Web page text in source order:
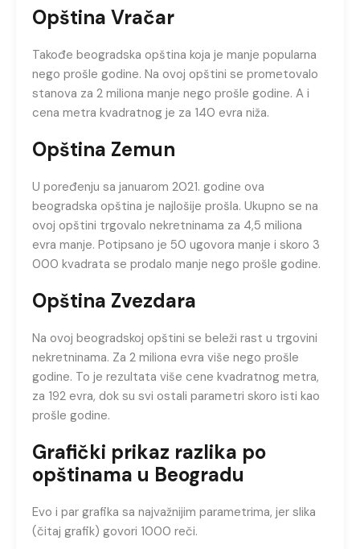
Opština Vračar
Takođe beogradska opština koja je manje popularna
nego prošle godine. Na ovoj opštini se prometovalo
stanova za 2 miliona manje nego prošle godine. A i
cena metra kvadratnog je za 140 evra niža.
Opština Zemun
U poređenju sa januarom 2021. godine ova
beogradska opština je najlošije prošla. Ukupno se na
ovoj opštini trgovalo nekretninama za 4,5 miliona
evra manje. Potipsano je 50 ugovora manje i skoro 3
000 kvadrata se prodalo manje nego prošle godine.
Opština Zvezdara
Na ovoj beogradskoj opštini se beleži rast u trgovini
nekretninama. Za 2 miliona evra više nego prošle
godine. To je rezultata više cene kvadratnog metra,
za 192 evra, dok su svi ostali parametri skoro isti kao
prošle godine.
Grafički prikaz razlika po
opštinama u Beogradu
Evo i par grafika sa najvažnijim parametrima, jer slika
(čitaj grafik) govori 1000 reči.